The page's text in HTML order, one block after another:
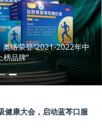
络荣登“2021-2022年中
榜品牌”
酒文化与生活方式
健康大会，启动蓝芩口服